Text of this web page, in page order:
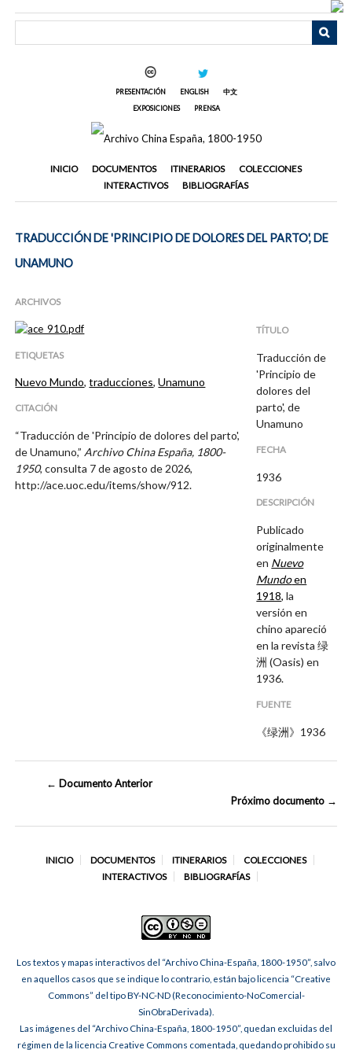
PRESENTACIÓN ENGLISH
中文
EXPOSICIONES
PRENSA
INICIO DOCUMENTOS ITINERARIOS
COLECCIONES
INTERACTIVOS
BIBLIOGRAFÍAS
TRADUCCIÓN DE 'PRINCIPIO DE DOLORES DEL PARTO', DE
UNAMUNO
ARCHIVOS
ETIQUETAS
Nuevo Mundo,traducciones,Unamuno
CITACIÓN
“Traducción de 'Principio de dolores del parto',
de Unamuno,” Archivo China España, 1800-
1950, consulta 7 de agosto de 2026,
http://ace.uoc.edu/items/show/912.
TÍTULO
Traducción de
'Principio de
dolores del
parto', de
Unamuno
FECHA
1936
DESCRIPCIÓN
Publicado
originalmente
en Nuevo
Mundoen
1918, la
versión en
chino apareció
en la revista 绿
洲 (Oasis) en
1936.
FUENTE
《绿洲》1936
← Documento Anterior
Próximo documento →
INICIO DOCUMENTOS ITINERARIOS
COLECCIONES
INTERACTIVOS
BIBLIOGRAFÍAS
Los textos y mapas interactivos del “Archivo China-España, 1800-1950”, salvo
en aquellos casos que se indique lo contrario, están bajo licencia “Creative
Commons” del tipo BY-NC-ND (Reconocimiento-NoComercial-
SinObraDerivada).
Las imágenes del “Archivo China-España, 1800-1950”, quedan excluidas del
régimen de la licencia Creative Commons comentada, quedando prohibido su